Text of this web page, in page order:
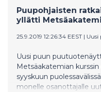
Puupohjaisten
yllätti
25.9.2019 12:26:34 EEST | Uusi
Uusi puun
Metsäakatemian
syyskuun
monelle osanottajalle